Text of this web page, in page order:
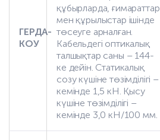
ГЕРДА-
КОУ
құбырларда, ғимараттар
мен құрылыстар ішінде
төсеуге арналған.
Кабельдегі оптикалық
талшықтар саны – 144-
ке дейін. Статикалық
созу күшіне төзімділігі –
кемінде 1,5 кН. Қысу
күшіне төзімділігі –
кемінде 3,0 кН/100 мм.